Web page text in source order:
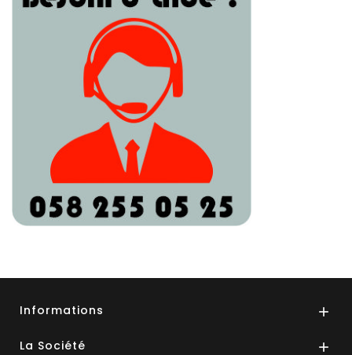
Informations 
La Société 